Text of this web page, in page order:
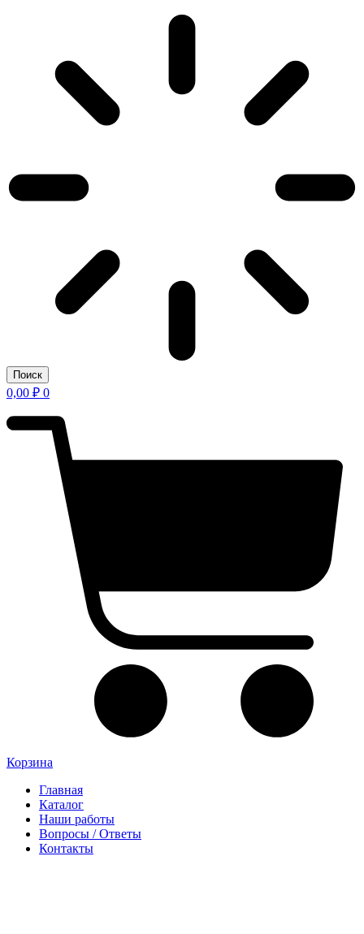
Поиск
0,00 ₽ 0
Корзина
Главная
Каталог
Наши работы
Вопросы / Ответы
Контакты